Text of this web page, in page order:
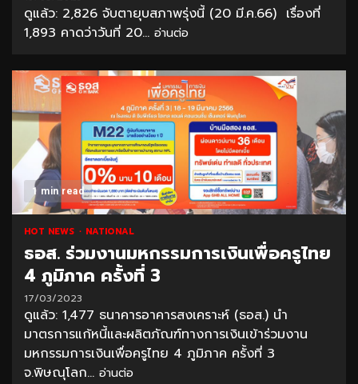
ดูแล้ว: 2,826 จับตายุบสภาพรุ่งนี้ (20 มี.ค.66) เรื่องที่
1,893 คาดว่าวันที่ 20... อ่านต่อ
1 min read
HOT NEWS NATIONAL
ธอส. ร่วมงานมหกรรมการเงินเพื่อครูไทย
4 ภูมิภาค ครั้งที่ 3
17/03/2023
ดูแล้ว: 1,477 ธนาคารอาคารสงเคราะห์ (ธอส.) นำ
มาตรการแก้หนี้และผลิตภัณฑ์ทางการเงินเข้าร่วมงาน
มหกรรมการเงินเพื่อครูไทย 4 ภูมิภาค ครั้งที่ 3
จ.พิษณุโลก... อ่านต่อ